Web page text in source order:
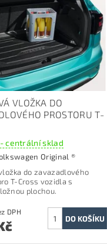
VLOŽKA DO
PROSTORU T-
centrální sklad
Original ®
do zavazadlového
ro T-Cross vozidla s
plochou.
Kč bez DPH